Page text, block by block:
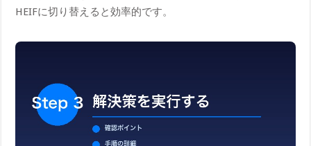
HEIFに切り替えると効率的です。